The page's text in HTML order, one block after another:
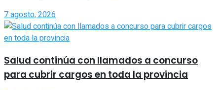
7 agosto, 2026
Salud continúa con llamados a concurso
para cubrir cargos en toda la provincia